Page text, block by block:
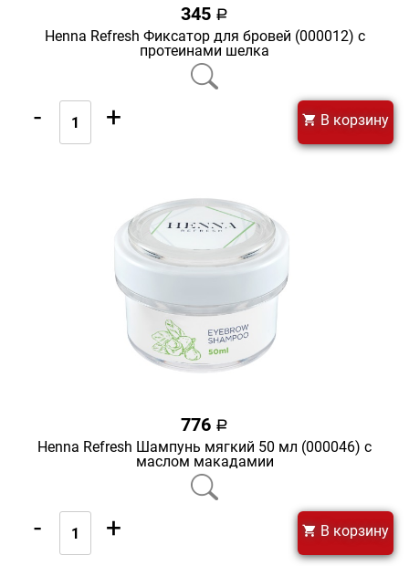
345 a
Henna Refresh Фиксатор для бровей (000012) с
протеинами шелка
- + В корзину
776 a
Henna Refresh Шампунь мягкий 50 мл (000046) с
маслом макадамии
- + В корзину